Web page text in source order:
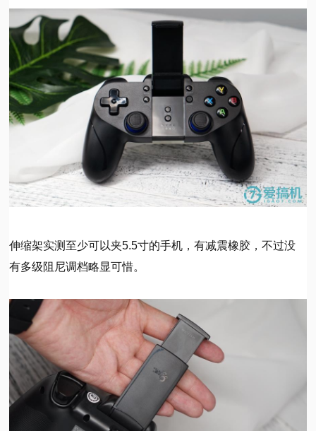
伸缩架实测至少可以夹5.5寸的手机，有减震橡胶，不过没
有多级阻尼调档略显可惜。